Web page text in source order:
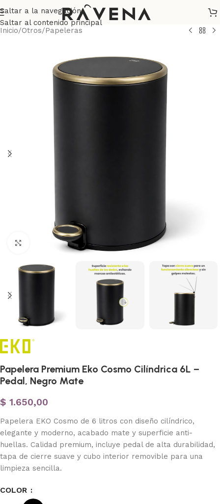
Saltar a la navegación
Saltar al contenido principal
Inicio/Otros/Papeleras
Haga clic para ampliar
Papelera Premium Eko Cosmo Cilíndrica 6L –
Pedal, Negro Mate
$ 1.650,00
Papelera EKO Cosmo de 6 litros con diseño cilíndrico,
elegante y moderno, acabado mate y superficie anti-
huellas. Calidad premium, incluye pedal de alta durabilidad,
tapa de cierre suave y cubo interior removible para una
limpieza sencilla.
COLOR